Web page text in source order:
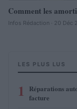
Comment les
Infos Rédaction · 20 Déc
LES PLUS LUS
1
Réparations
facture